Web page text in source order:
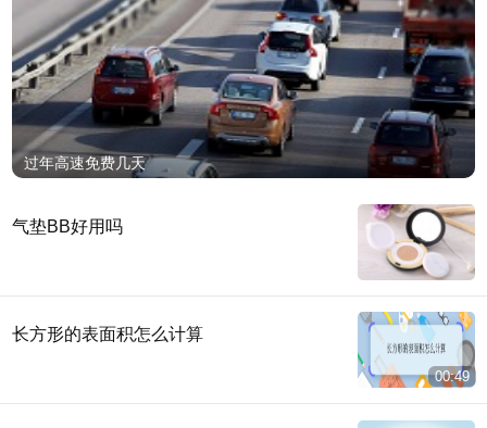
过年高速免费几天
气垫BB好用吗
长方形的表面积怎么计算
00:49